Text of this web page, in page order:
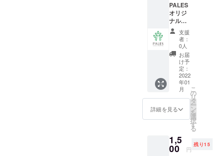
PALES
オリジ
ナルス
テッ
カーと
お礼
メール
を送ら
せてい
ただき
ます！
お届け
予定
日:2022
年1月中
支援
者：
0人
お届
け予
定：
2022
年01
月
詳細を見る
こ
の
リ
タ
ー
ン
を
選
択
す
る
1,5
00 円
残り15